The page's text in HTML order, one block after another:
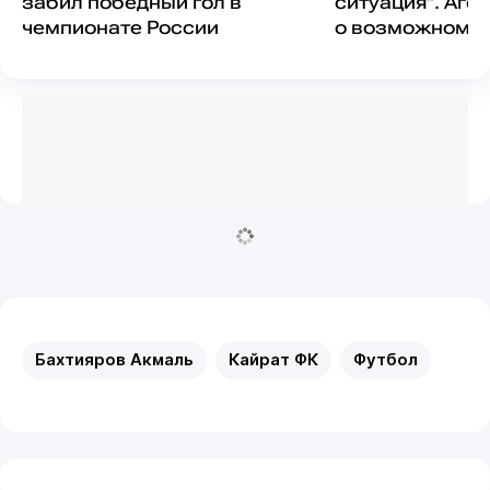
чемпионате России
о возможном
Бахтияров Акмаль Кайрат ФК Футбол